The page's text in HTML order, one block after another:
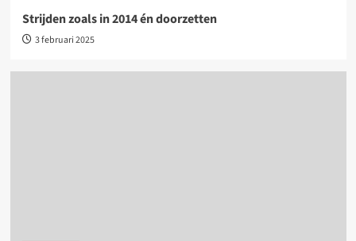
Strijden zoals in 2014 én doorzetten
3 februari 2025